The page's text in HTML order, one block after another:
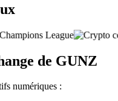
de GUNZ
numériques :